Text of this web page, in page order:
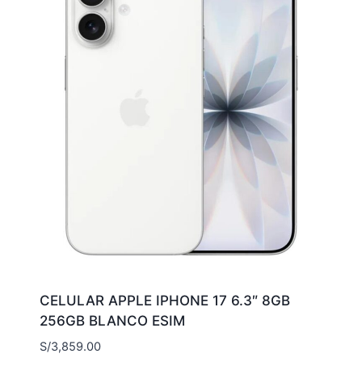
CELULAR APPLE IPHONE 17 6.3″ 8GB
256GB BLANCO ESIM
S/3,859.00